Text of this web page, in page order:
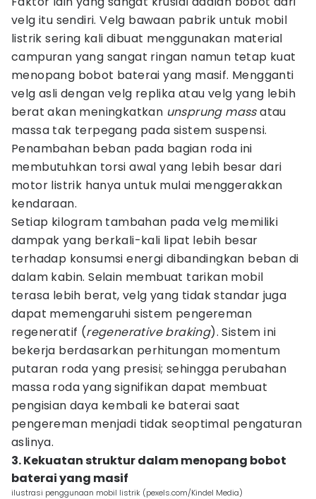
velg itu sendiri. Velg bawaan pabrik untuk mobil
listrik sering kali dibuat menggunakan material
campuran yang sangat ringan namun tetap kuat
menopang bobot baterai yang masif. Mengganti
velg asli dengan velg replika atau velg yang lebih
berat akan meningkatkan unsprung massatau
massa tak terpegang pada sistem suspensi.
Penambahan beban pada bagian roda ini
membutuhkan torsi awal yang lebih besar dari
motor listrik hanya untuk mulai menggerakkan
kendaraan.
Setiap kilogram tambahan pada velg memiliki
dampak yang berkali-kali lipat lebih besar
terhadap konsumsi energi dibandingkan beban di
dalam kabin. Selain membuat tarikan mobil
terasa lebih berat, velg yang tidak standar juga
dapat memengaruhi sistem pengereman
regeneratif (regenerative braking). Sistem ini
bekerja berdasarkan perhitungan momentum
putaran roda yang presisi; sehingga perubahan
massa roda yang signifikan dapat membuat
pengisian daya kembali ke baterai saat
pengereman menjadi tidak seoptimal pengaturan
aslinya.
3. Kekuatan struktur dalam menopang bobot
baterai yang masif
ilustrasi penggunaan mobil listrik (pexels.com/Kindel Media)